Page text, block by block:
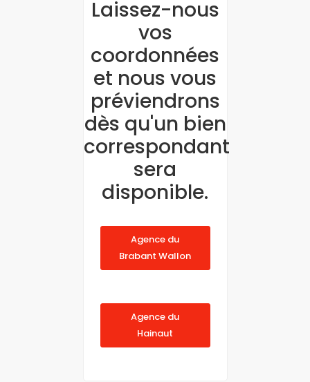
Laissez-nous
vos
coordonnées
et nous vous
préviendrons
dès qu'un bien
correspondant
sera
disponible.
Agence du
Brabant Wallon
Agence du
Hainaut